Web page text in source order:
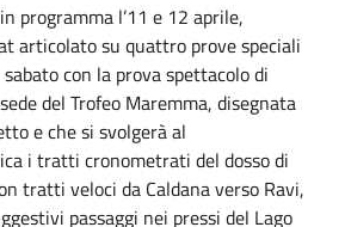
programma l’11 e 12 aprile,
articolato su quattro prove speciali
sabatocon la prova spettacolo di
del Trofeo Maremma, disegnata
e che si svolgerà al
i tratti cronometrati del dosso di
tratti veloci da Caldana verso Ravi,
passaggi nei pressi del Lago